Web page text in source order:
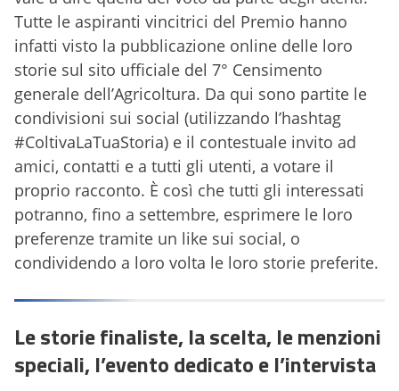
Tutte le aspiranti vincitrici del Premio hanno
infatti visto la pubblicazione online delle loro
storie sul sito ufficiale del 7° Censimento
generale dell’Agricoltura. Da qui sono partite le
condivisioni sui social (utilizzando l’hashtag
#ColtivaLaTuaStoria) e il contestuale invito ad
amici, contatti e a tutti gli utenti, a votare il
proprio racconto. È così che tutti gli interessati
potranno, fino a settembre, esprimere le loro
preferenze tramite un like sui social, o
condividendo a loro volta le loro storie preferite.
Le storie finaliste, la scelta, le menzioni
speciali, l’evento dedicato e l’intervista